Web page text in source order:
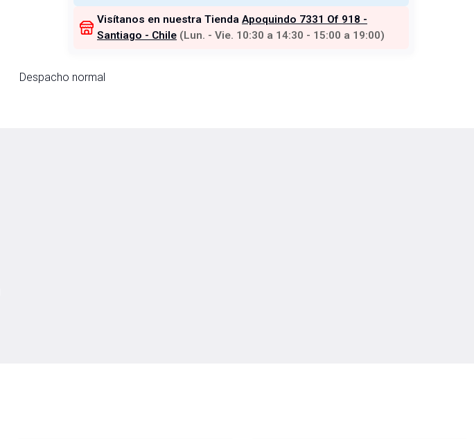
Visítanos en nuestra Tienda Apoquindo 7331 Of 918 -
Santiago - Chile (Lun. - Vie. 10:30 a 14:30 - 15:00 a 19:00)
Despacho normal